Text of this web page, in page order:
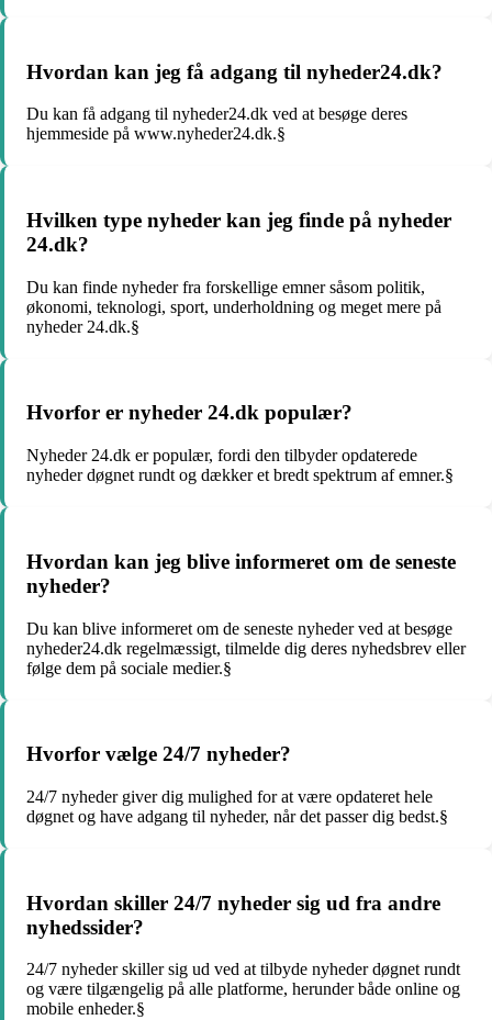
Hvordan kan jeg få adgang til nyheder24.dk?
Du kan få adgang til nyheder24.dk ved at besøge deres
hjemmeside på www.nyheder24.dk.§
Hvilken type nyheder kan jeg finde på nyheder
24.dk?
Du kan finde nyheder fra forskellige emner såsom politik,
økonomi, teknologi, sport, underholdning og meget mere på
nyheder 24.dk.§
Hvorfor er nyheder 24.dk populær?
Nyheder 24.dk er populær, fordi den tilbyder opdaterede
nyheder døgnet rundt og dækker et bredt spektrum af emner.§
Hvordan kan jeg blive informeret om de seneste
nyheder?
Du kan blive informeret om de seneste nyheder ved at besøge
nyheder24.dk regelmæssigt, tilmelde dig deres nyhedsbrev eller
følge dem på sociale medier.§
Hvorfor vælge 24/7 nyheder?
24/7 nyheder giver dig mulighed for at være opdateret hele
døgnet og have adgang til nyheder, når det passer dig bedst.§
Hvordan skiller 24/7 nyheder sig ud fra andre
nyhedssider?
24/7 nyheder skiller sig ud ved at tilbyde nyheder døgnet rundt
og være tilgængelig på alle platforme, herunder både online og
mobile enheder.§